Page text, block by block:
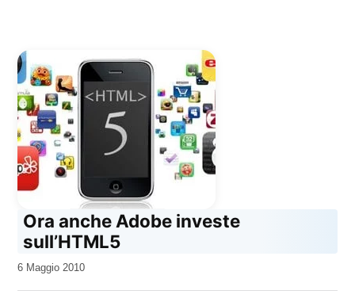
Ora anche Adobe investe
sull’HTML5
da
6 Maggio 2010